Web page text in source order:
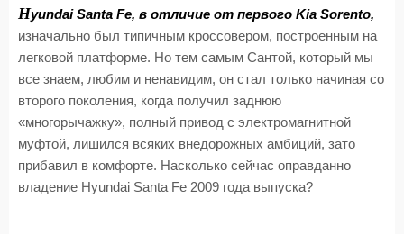
Hyundai Santa Fe, в отличие от первого Kia Sorento,
изначально был типичным кроссовером, построенным на
легковой платформе. Но тем самым Сантой, который мы
все знаем, любим и ненавидим, он стал только начиная со
второго поколения, когда получил заднюю
«многорычажку», полный привод с электромагнитной
муфтой, лишился всяких внедорожных амбиций, зато
прибавил в комфорте. Насколько сейчас оправданно
владение Hyundai Santa Fe 2009 года выпуска?